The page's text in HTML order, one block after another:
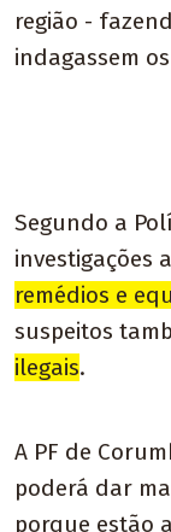
região -
indagassem
Segundo a
investigações
remédios e
suspeitos
ilegais.
A PF de
poderá dar
porque estão